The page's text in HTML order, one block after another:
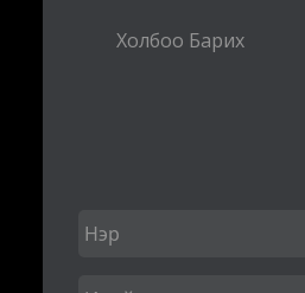
Холбоо Барих